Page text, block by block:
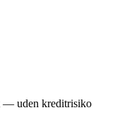
— uden kreditrisiko